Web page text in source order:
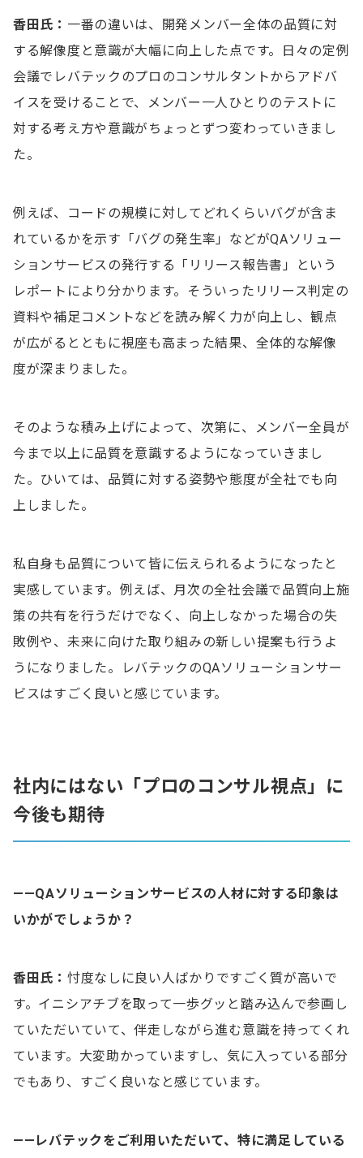
香田氏： 一番の違いは、開発メンバー全体の品質に対
する解像度と意識が大幅に向上した点です。日々の定例
会議でレバテックのプロのコンサルタントからアドバ
イスを受けることで、メンバー一人ひとりのテストに
対する考え方や意識がちょっとずつ変わっていきまし
た。
例えば、コードの規模に対してどれくらいバグが含ま
れているかを示す「バグの発生率」などがQAソリュー
ションサービスの発行する「リリース報告書」という
レポートにより分かります。そういったリリース判定の
資料や補足コメントなどを読み解く力が向上し、観点
が広がるとともに視座も高まった結果、全体的な解像
度が深まりました。
そのような積み上げによって、次第に、メンバー全員が
今まで以上に品質を意識するようになっていきまし
た。ひいては、品質に対する姿勢や態度が全社でも向
上しました。
私自身も品質について皆に伝えられるようになったと
実感しています。例えば、月次の全社会議で品質向上施
策の共有を行うだけでなく、向上しなかった場合の失
敗例や、未来に向けた取り組みの新しい提案も行うよ
うになりました。レバテックのQAソリューションサー
ビスはすごく良いと感じています。
社内にはない「プロのコンサル視点」に
今後も期待
——QAソリューションサービスの人材に対する印象は
いかがでしょうか？
香田氏： 忖度なしに良い人ばかりですごく質が高いで
す。イニシアチブを取って一歩グッと踏み込んで参画し
ていただいていて、伴走しながら進む意識を持ってくれ
ています。大変助かっていますし、気に入っている部分
でもあり、すごく良いなと感じています。
——レバテックをご利用いただいて、特に満足している